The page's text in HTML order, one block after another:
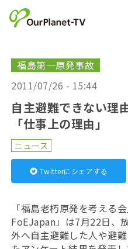
福島第一原発事故
2011/07/26 - 15:44
自主避難できない理
「仕事上の理由」
ニュース
Twitterにシェアする
「福島老朽原発を考える
FoEJapan」は7月22日、
外へ自主避難した人や避